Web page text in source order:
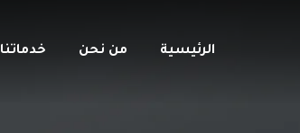
الرئيسية من نحن خدماتنا